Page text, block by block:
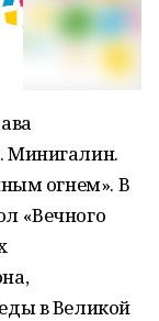
Минигалин.
огнем». В
«Вечного
в Великой